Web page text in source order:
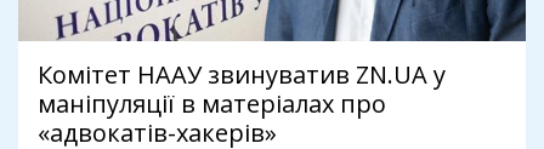
Комітет НААУ звинуватив ZN.UA у
маніпуляції в матеріалах про
«адвокатів-хакерів»